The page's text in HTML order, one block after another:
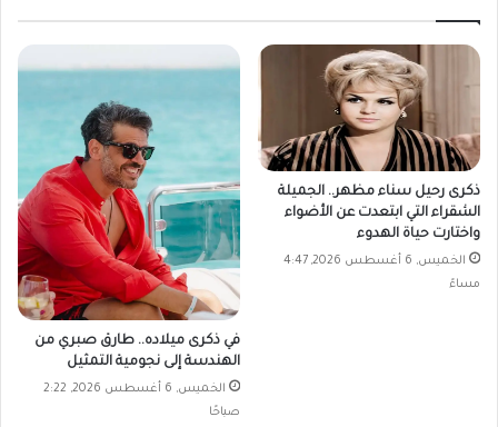
ذكرى رحيل سناء مظهر.. الجميلة
الشقراء التي ابتعدت عن الأضواء
واختارت حياة الهدوء
الخميس, 6 أغسطس 2026, 4:47
مساءً
في ذكرى ميلاده.. طارق صبري من
الهندسة إلى نجومية التمثيل
الخميس, 6 أغسطس 2026, 2:22
صباحًا